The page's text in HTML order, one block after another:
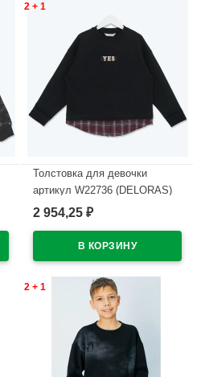
2 + 1
Толстовка для девочки
артикул W22736 (DELORAS)
размер цвет черный
2 954,25 ₽
2 + 1